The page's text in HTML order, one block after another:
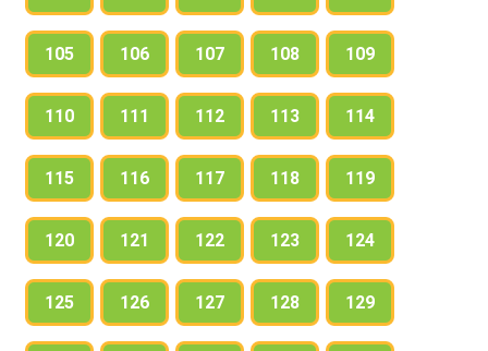
105 106 107 108 109
110 111 112 113 114
115 116 117 118 119
120 121 122 123 124
125 126 127 128 129